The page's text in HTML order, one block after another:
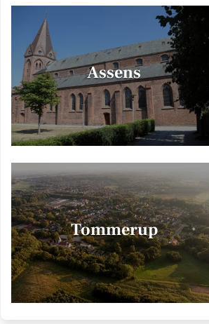
Assens
Tommerup